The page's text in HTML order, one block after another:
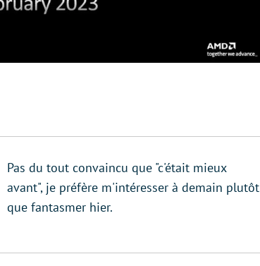
Pas du tout convaincu que "c'était mieux
avant", je préfère m'intéresser à demain plutôt
que fantasmer hier.